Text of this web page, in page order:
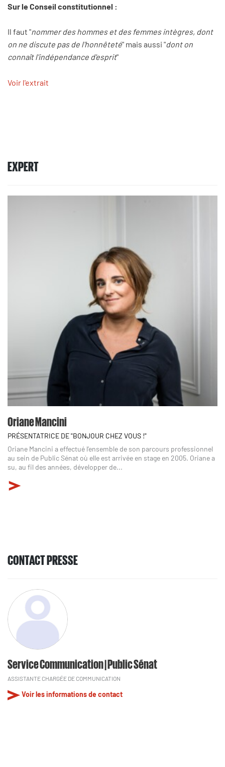
Sur le Conseil constitutionnel :
Il faut "nommer des hommes et des femmes intègres, dont
on ne discute pas de l'honnêteté" mais aussi "dont on
connaît l'indépendance d'esprit"
Voir l'extrait
EXPERT
Oriane Mancini
PRÉSENTATRICE DE "BONJOUR CHEZ VOUS !"
Oriane Mancini a effectué l’ensemble de son parcours professionnel
au sein de Public Sénat où elle est arrivée en stage en 2005. Oriane a
su, au fil des années, développer de...
CONTACT PRESSE
Service Communication | Public Sénat
ASSISTANTE CHARGÉE DE COMMUNICATION
Voir les informations de contact